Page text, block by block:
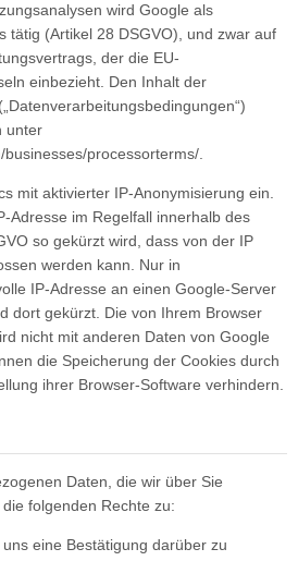
wird Google als
tätig (Artikel 28 DSGVO), und zwar auf
der die EU-
einbezieht. Den Inhalt der
unter
processorterms/.
mit aktivierter IP-Anonymisierung ein.
Adresse im Regelfall innerhalb des
so gekürzt wird, dass von der IP
werden kann. Nur in
IP-Adresse an einen Google-Server
dort gekürzt. Die von Ihrem Browser
nicht mit anderen Daten von Google
die Speicherung der Cookies durch
ihrer Browser-Software verhindern.
Daten, die wir über Sie
folgenden Rechte zu:
eine Bestätigung darüber zu